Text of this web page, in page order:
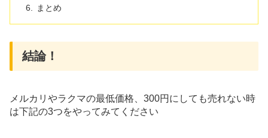
まとめ
結論！
メルカリやラクマの最低価格、300円にしても売れない時
は下記の3つをやってみてください